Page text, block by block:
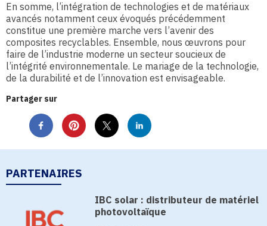
En somme, l’intégration de technologies et de matériaux
avancés notamment ceux évoqués précédemment
constitue une première marche vers l’avenir des
composites recyclables. Ensemble, nous œuvrons pour
faire de l’industrie moderne un secteur soucieux de
l’intégrité environnementale. Le mariage de la technologie,
de la durabilité et de l’innovation est envisageable.
Partager sur
PARTENAIRES
IBC solar : distributeur de matériel
photovoltaïque